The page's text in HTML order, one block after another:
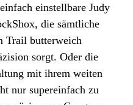
einstellbare Judy
die sämtliche
Trail butterweich
sorgt. Oder die
mit ihrem weiten
nur supereinfach zu